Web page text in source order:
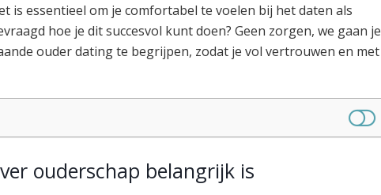
is essentieel om je comfortabel te voelen bij het daten als
hoe je dit succesvol kunt doen? Geen zorgen, we gaan je
ouder dating te begrijpen, zodat je vol vertrouwen en met
ouderschap belangrijk is